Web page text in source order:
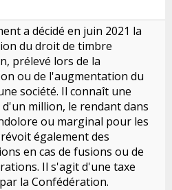
a décidé en juin 2021 la
du droit de timbre
prélevé lors de la
ou de l'augmentation du
société. Il connaît une
million, le rendant dans
ou marginal pour les
également des
en cas de fusions ou de
Il s'agit d'une taxe
la Confédération.